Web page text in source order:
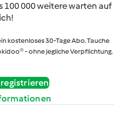
100 000 weitere warten auf
kostenloses 30-Tage Abo. Tauche
- ohne jegliche Verpflichtung.